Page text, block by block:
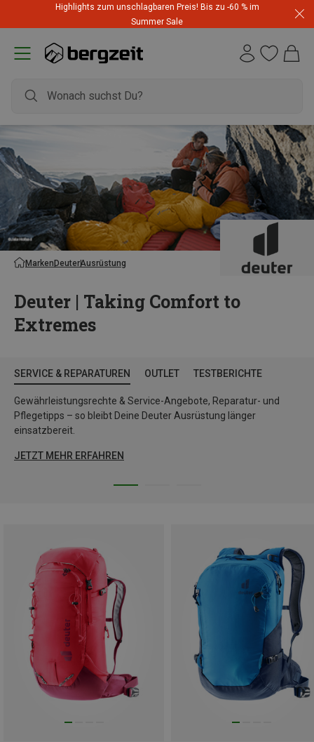
Highlights zum unschlagbaren Preis! Bis zu -60 % im
Summer Sale
MarkenDeuterAusrüstung
Deuter | Taking Comfort to
Extremes
SERVICE & REPARATUREN OUTLET TESTBERICHTE
Gewährleistungsrechte & Service-Angebote, Reparatur- und
Pflegetipps – so bleibt Deine Deuter Ausrüstung länger
einsatzbereit.
JETZT MEHR ERFAHREN